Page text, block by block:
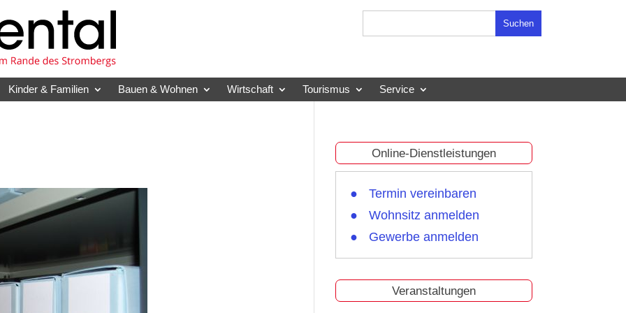
Kinder & Familien Bauen & Wohnen Wirtschaft Tourismus Service
Online-Dienstleistungen
Termin vereinbaren
Wohnsitz anmelden
Gewerbe anmelden
Veranstaltungen